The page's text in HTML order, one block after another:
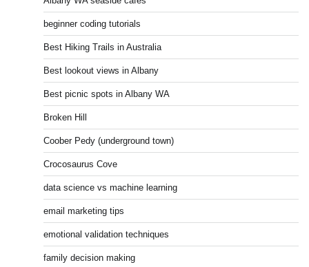
beginner coding tutorials
Best Hiking Trails in Australia
Best lookout views in Albany
Best picnic spots in Albany WA
Broken Hill
Coober Pedy (underground town)
Crocosaurus Cove
data science vs machine learning
email marketing tips
emotional validation techniques
family decision making